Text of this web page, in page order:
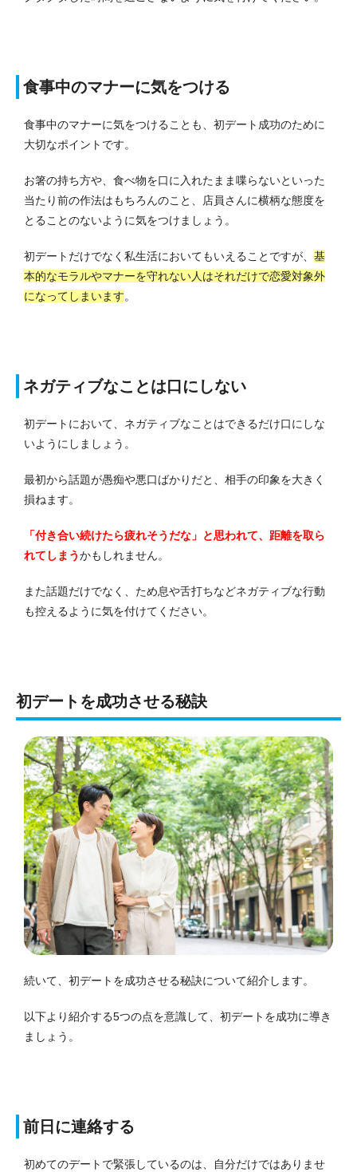
食事中のマナーに気をつける
食事中のマナーに気をつけることも、初デート成功のために
大切なポイントです。
お箸の持ち方や、食べ物を口に入れたまま喋らないといった
当たり前の作法はもちろんのこと、店員さんに横柄な態度を
とることのないように気をつけましょう。
初デートだけでなく私生活においてもいえることですが、 基
本的なモラルやマナーを守れない人はそれだけで恋愛対象外
になってしまいます。
ネガティブなことは口にしない
初デートにおいて、ネガティブなことはできるだけ口にしな
いようにしましょう。
最初から話題が愚痴や悪口ばかりだと、相手の印象を大きく
損ねます。
「付き合い続けたら疲れそうだな」と思われて、距離を取ら
れてしまうかもしれません。
また話題だけでなく、ため息や舌打ちなどネガティブな行動
も控えるように気を付けてください。
初デートを成功させる秘訣
続いて、初デートを成功させる秘訣について紹介します。
以下より紹介する5つの点を意識して、初デートを成功に導き
ましょう。
前日に連絡する
初めてのデートで緊張しているのは、自分だけではありませ